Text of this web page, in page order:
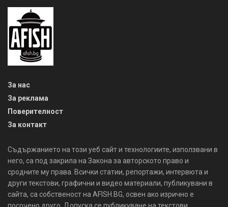
За нас
За реклама
Поверителност
За контакт
Съдържанието на този уеб сайт и технологиите, използвани в
него, са под закрила на Закона за авторското право и
сродните му права. Всички статии, репортажи, интервюта и
други текстови, графични и видео материали, публикувани в
сайта, са собственост на AFISH.BG, освен ако изрично е
посочено друго. Допуска се публикуване на текстови